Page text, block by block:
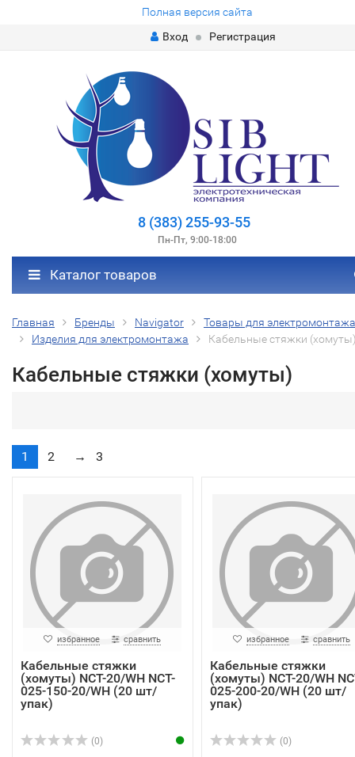
Полная версия сайта
Вход
Регистрация
8 (383) 255-93-55
Пн-Пт, 9:00-18:00
Каталог товаров
Главная Бренды Navigator
Товары для электромонтажа
Изделия для электромонтажа
Кабельные стяжки
Кабельные стяжки (хомуты)
1 2 → 3
избранное сравнить
Кабельные стяжки
(хомуты) NCT-20/WH NCT-
025-150-20/WH (20 шт/
упак)
(0)
избранное сравнить
Кабельные стяжки
(хомуты) NCT-20/WH
025-200-20/WH (20 шт/
упак)
(0)